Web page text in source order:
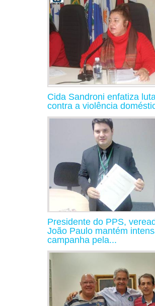
Cida Sandroni enfatiza
contra a violência
Presidente do PPS,
João Paulo mantém
campanha pela...